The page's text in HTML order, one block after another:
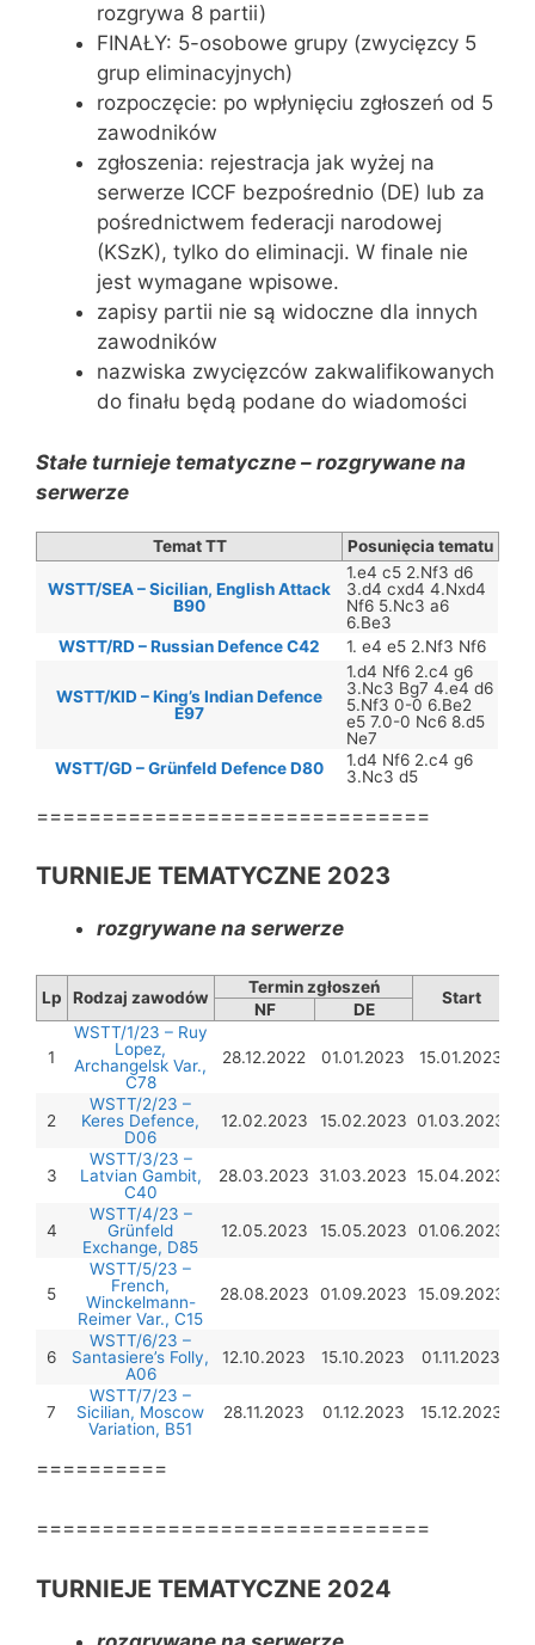
rozgrywa 8 partii)
FINAŁY: 5-osobowe grupy (zwycięzcy 5
grup eliminacyjnych)
rozpoczęcie: po wpłynięciu zgłoszeń od 5
zawodników
zgłoszenia: rejestracja jak wyżej na
serwerze ICCF bezpośrednio (DE) lub za
pośrednictwem federacji narodowej
(KSzK), tylko do eliminacji. W finale nie
jest wymagane wpisowe.
zapisy partii nie są widoczne dla innych
zawodników
nazwiska zwycięzców zakwalifikowanych
do finału będą podane do wiadomości
Stałe turnieje tematyczne – rozgrywane na
serwerze
Temat TT Posunięcia tematu
WSTT/SEA – Sicilian, English Attack
B90
1.e4 c5 2.Nf3 d6
3.d4 cxd4 4.Nxd4
Nf6 5.Nc3 a6
6.Be3
WSTT/RD – Russian Defence C42
1. e4 e5 2.Nf3 Nf6
WSTT/KID – King’s Indian Defence
E97
1.d4 Nf6 2.c4 g6
3.Nc3 Bg7 4.e4 d6
5.Nf3 0-0 6.Be2
e5 7.0-0 Nc6 8.d5
Ne7
WSTT/GD – Grünfeld Defence D80
1.d4 Nf6 2.c4 g6
3.Nc3 d5
==============================
TURNIEJE TEMATYCZNE 2023
rozgrywane na serwerze
Lp Rodzaj zawodów
Termin zgłoszeń
Start
NF DE
1
WSTT/1/23 – Ruy
Lopez,
Archangelsk Var.,
C78
28.12.2022 01.01.2023 15.01.2023
2
WSTT/2/23 –
Keres Defence,
D06
12.02.2023 15.02.2023 01.03.2023
3
WSTT/3/23 –
Latvian Gambit,
C40
28.03.2023 31.03.2023 15.04.2023
4
WSTT/4/23 –
Grünfeld
Exchange, D85
12.05.2023 15.05.2023 01.06.2023
5
WSTT/5/23 –
French,
Winckelmann-
Reimer Var., C15
28.08.2023 01.09.2023 15.09.2023
6
WSTT/6/23 –
Santasiere’s Folly,
A06
12.10.2023 15.10.2023 01.11.2023
7
WSTT/7/23 –
Sicilian, Moscow
Variation, B51
28.11.2023 01.12.2023 15.12.2023
==========
==============================
TURNIEJE TEMATYCZNE 2024